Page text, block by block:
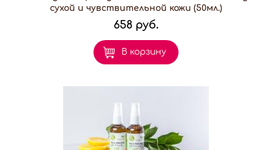
сухой и чувствительной кожи (50мл.)
658 руб.
В корзину